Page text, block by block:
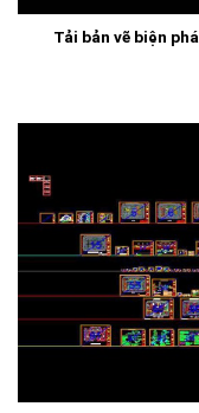
Tải bản vẽ biện